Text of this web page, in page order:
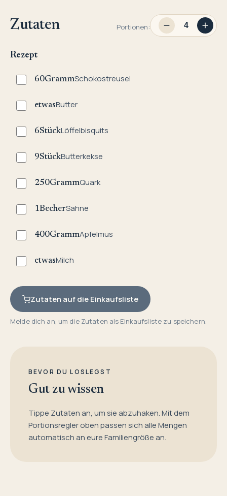
Zutaten Portionen:
Rezept
60GrammSchokostreusel
etwasButter
6StückLöffelbisquits
9StückButterkekse
250GrammQuark
1BecherSahne
400GrammApfelmus
etwasMilch
Zutaten auf die Einkaufsliste
Melde dich an, um die Zutaten als Einkaufsliste zu speichern.
BEVOR DU LOSLEGST
Gut zu wissen
Tippe Zutaten an, um sie abzuhaken. Mit dem
Portionsregler oben passen sich alle Mengen
automatisch an eure Familiengröße an.